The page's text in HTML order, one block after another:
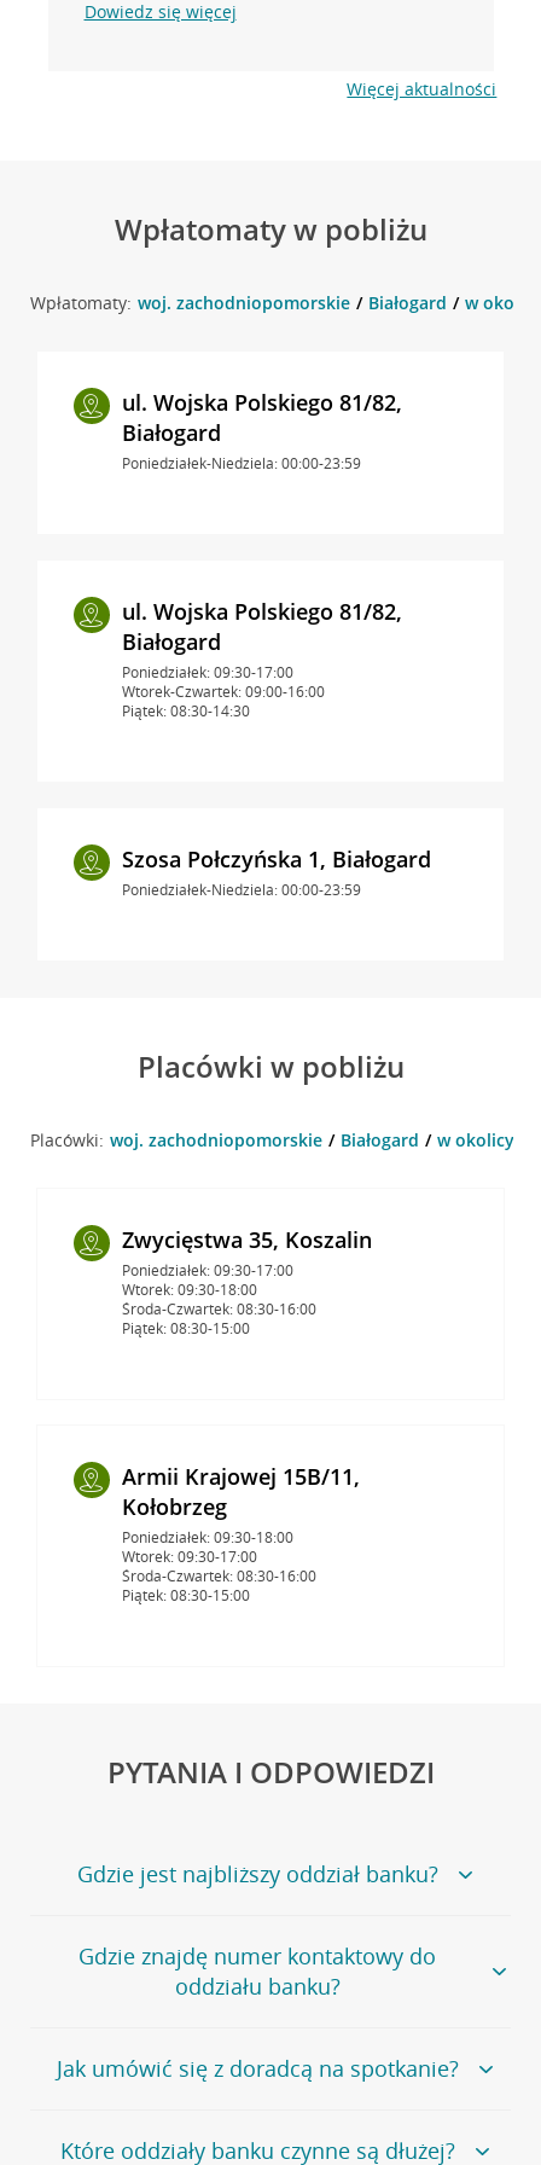
Dowiedz się więcej
Więcej aktualności
Wpłatomaty w pobliżu
Wpłatomaty: woj. zachodniopomorskie Białogard w
ul. Wojska Polskiego 81/82,
Białogard
Poniedziałek-Niedziela: 00:00-23:59
ul. Wojska Polskiego 81/82,
Białogard
Poniedziałek: 09:30-17:00
Wtorek-Czwartek: 09:00-16:00
Piątek: 08:30-14:30
Szosa Połczyńska 1, Białogard
Poniedziałek-Niedziela: 00:00-23:59
Placówki w pobliżu
Placówki: woj. zachodniopomorskie Białogard w okolicy
Zwycięstwa 35, Koszalin
Poniedziałek: 09:30-17:00
Wtorek: 09:30-18:00
Środa-Czwartek: 08:30-16:00
Piątek: 08:30-15:00
Armii Krajowej 15B/11,
Kołobrzeg
Poniedziałek: 09:30-18:00
Wtorek: 09:30-17:00
Środa-Czwartek: 08:30-16:00
Piątek: 08:30-15:00
PYTANIA I ODPOWIEDZI
Gdzie jest najbliższy oddział banku?
Jeśli szukasz oddziału naszego banku, zapraszamy na
stronęPlacówki i bankomaty, na której znajduje się
wygodna wyszukiwarka.
oddziałów
Gdzie znajdę numer kontaktowy do
oddziału banku?
Bank Credit Agricole nie udostępnia ogólnego numeru
telefonu do placówki bankowej.
umówienia się z doradcą w placówce bankowej .
Jak umówić się z doradcą na spotkanie?
Jeśli jesteś już naszym
Które oddziały banku czynne są dłużej?